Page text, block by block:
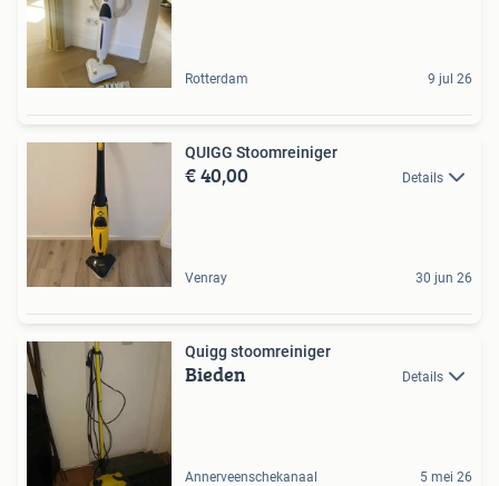
Rotterdam 9 jul 26
QUIGG Stoomreiniger
€ 40,00 Details
Venray 30 jun 26
Quigg stoomreiniger
Bieden Details
Annerveenschekanaal 5 mei 26